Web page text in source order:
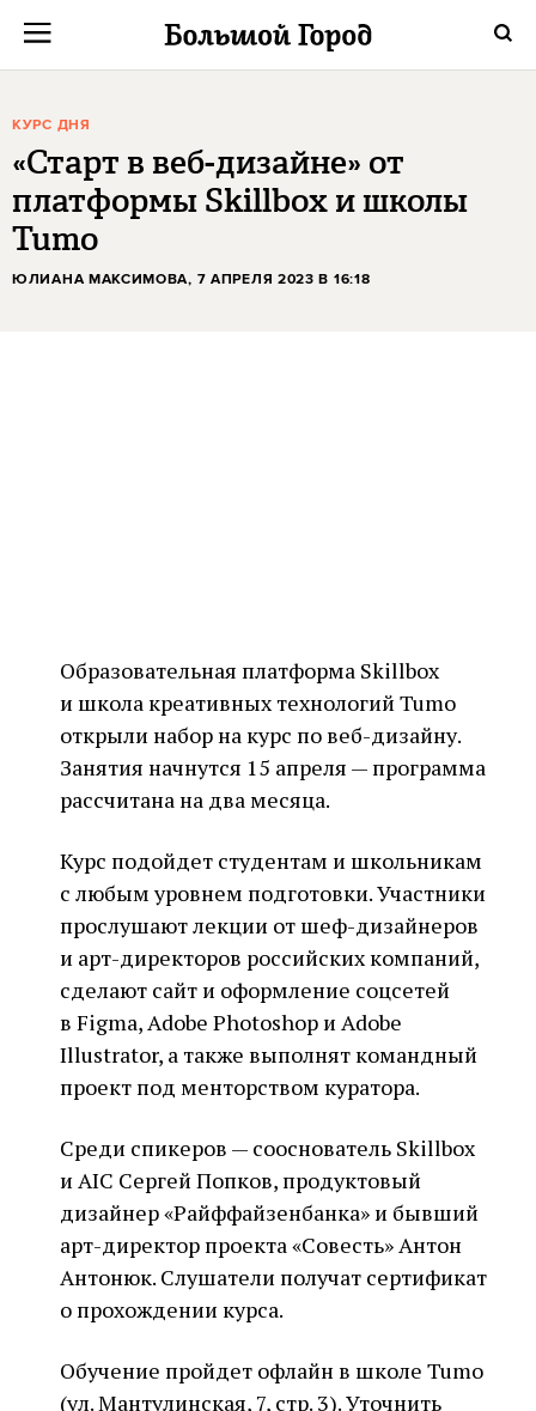
КУРС ДНЯ
«Старт в веб-дизайне» от
платформы Skillbox и школы
Tumo
ЮЛИАНА МАКСИМОВА, 7 АПРЕЛЯ 2023 В 16:18
Образовательная платформа Skillbox
и школа креативных технологий Tumo
открыли набор на курс по веб-дизайну.
Занятия начнутся 15 апреля — программа
рассчитана на два месяца.
Курс подойдет студентам и школьникам
с любым уровнем подготовки. Участники
прослушают лекции от шеф-дизайнеров
и арт-директоров российских компаний,
сделают сайт и оформление соцсетей
в Figma, Adobe Photoshop и Adobe
Illustrator, а также выполнят командный
проект под менторством куратора.
Среди спикеров — сооснователь Skillbox
и AIC Сергей Попков, продуктовый
дизайнер «Райффайзенбанка» и бывший
арт-директор проекта «Совесть» Антон
Антонюк. Слушатели получат сертификат
о прохождении курса.
Обучение пройдет офлайн в школе Tumo
(ул. Мантулинская, 7, стр. 3). Уточнить